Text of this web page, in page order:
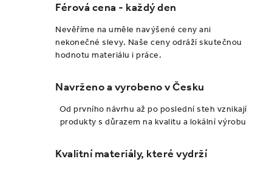
Férová cena - každý den
Nevěříme na uměle navýšené ceny ani
nekonečné slevy. Naše ceny odráží skutečnou
hodnotu materiálu i práce.
Navrženo a vyrobeno v Česku
Od prvního návrhu až po poslední steh vznikají
produkty s důrazem na kvalitu a lokální výrobu
Kvalitní materiály, které vydrží